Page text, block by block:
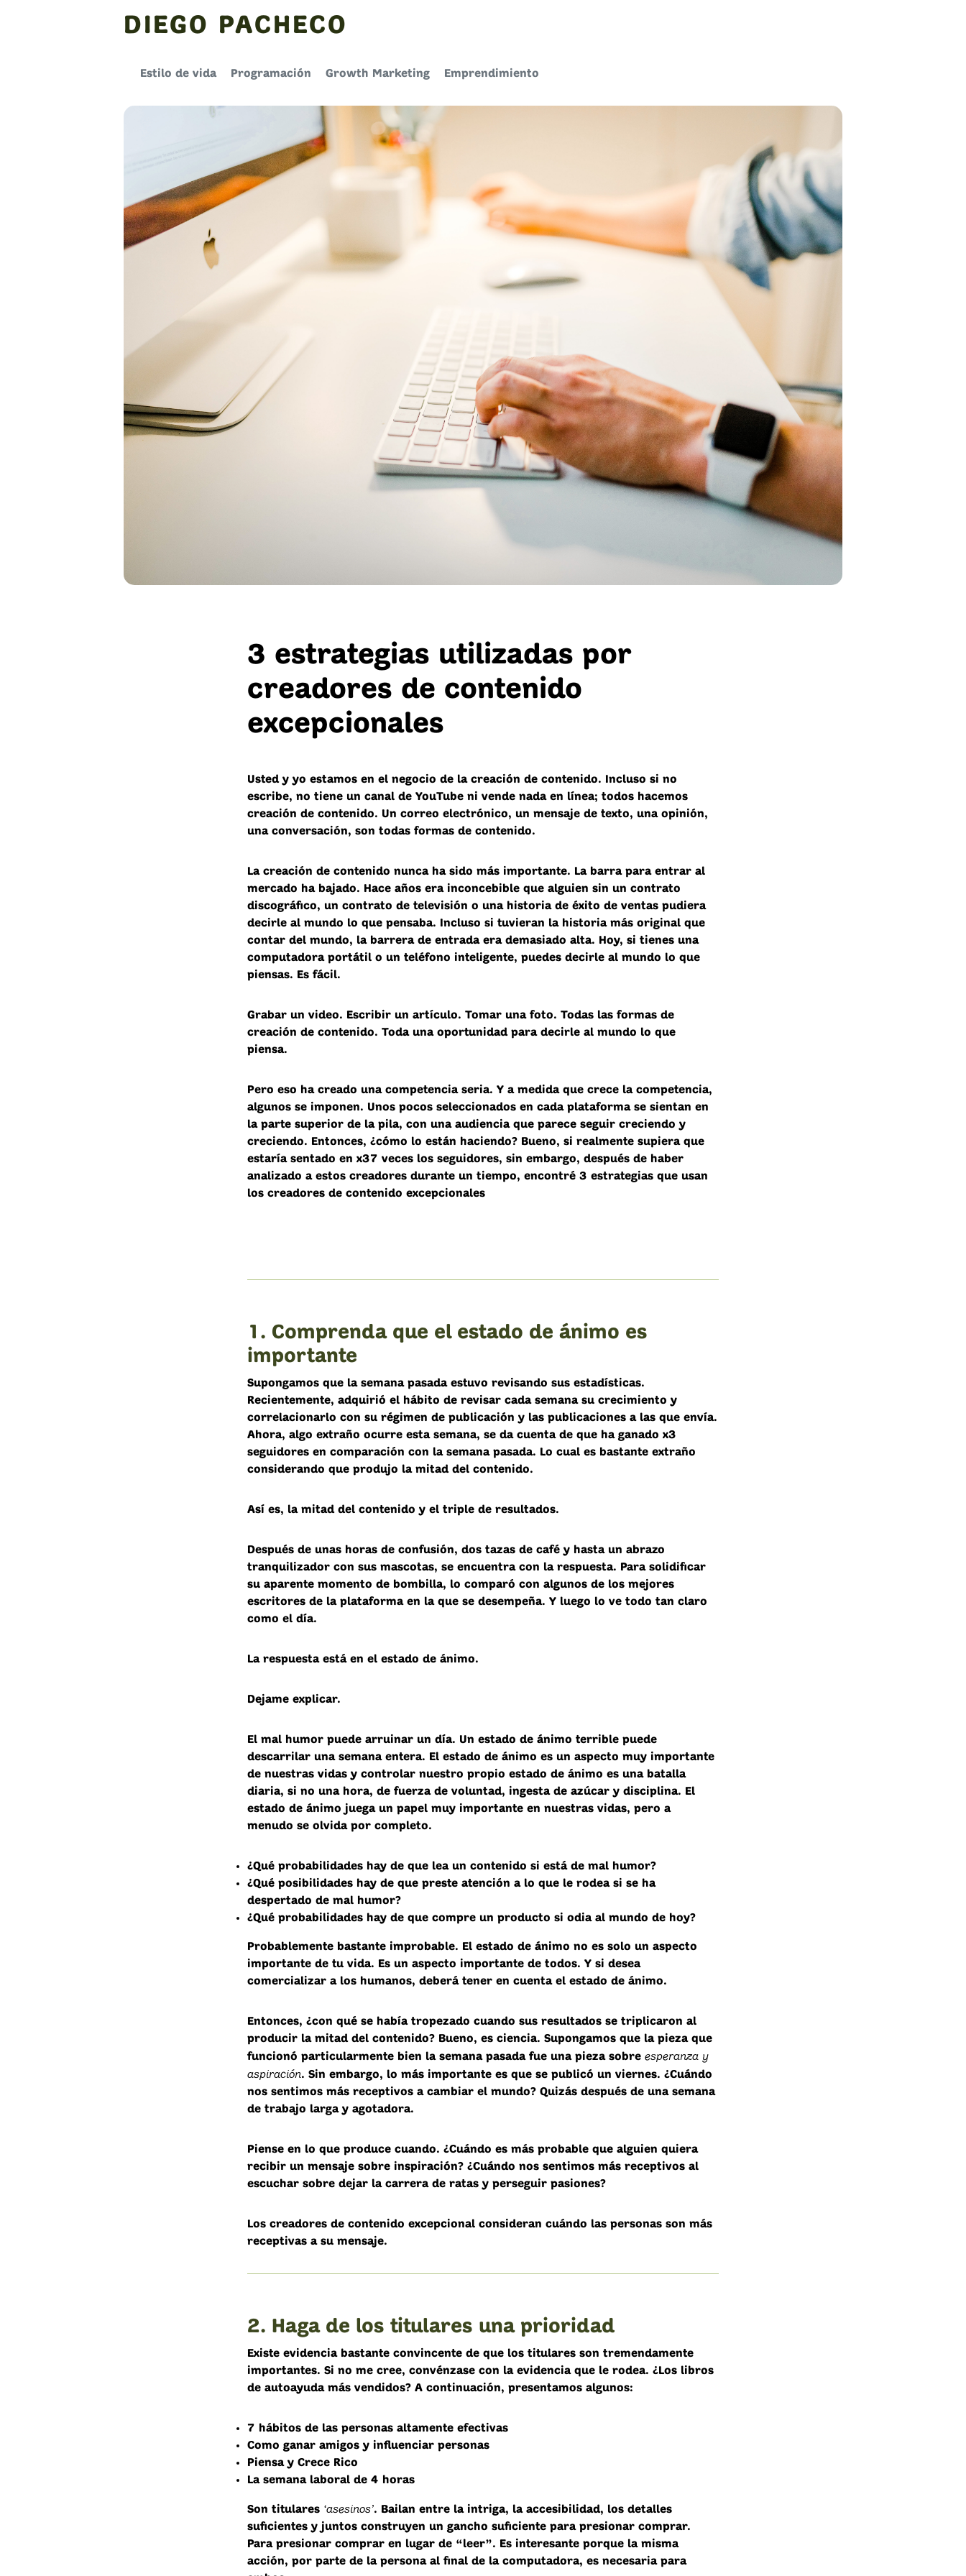
DIEGO PACHECO
Estilo de vida Programación Growth Marketing Emprendimiento
3 estrategias utilizadas por
creadores de contenido
excepcionales
Usted y yo estamos en el negocio de la creación de contenido. Incluso si no
escribe, no tiene un canal de YouTube ni vende nada en línea; todos hacemos
creación de contenido. Un correo electrónico, un mensaje de texto, una opinión,
una conversación, son todas formas de contenido.
La creación de contenido nunca ha sido más importante. La barra para entrar al
mercado ha bajado. Hace años era inconcebible que alguien sin un contrato
discográfico, un contrato de televisión o una historia de éxito de ventas pudiera
decirle al mundo lo que pensaba. Incluso si tuvieran la historia más original que
contar del mundo, la barrera de entrada era demasiado alta. Hoy, si tienes una
computadora portátil o un teléfono inteligente, puedes decirle al mundo lo que
piensas. Es fácil.
Grabar un video. Escribir un artículo. Tomar una foto. Todas las formas de
creación de contenido. Toda una oportunidad para decirle al mundo lo que
piensa.
Pero eso ha creado una competencia seria. Y a medida que crece la competencia,
algunos se imponen. Unos pocos seleccionados en cada plataforma se sientan en
la parte superior de la pila, con una audiencia que parece seguir creciendo y
creciendo. Entonces, ¿cómo lo están haciendo? Bueno, si realmente supiera que
estaría sentado en x37 veces los seguidores, sin embargo, después de haber
analizado a estos creadores durante un tiempo, encontré 3 estrategias que usan
los creadores de contenido excepcionales
1. Comprenda que el estado de ánimo es
importante
Supongamos que la semana pasada estuvo revisando sus estadísticas.
Recientemente, adquirió el hábito de revisar cada semana su crecimiento y
correlacionarlo con su régimen de publicación y las publicaciones a las que envía.
Ahora, algo extraño ocurre esta semana, se da cuenta de que ha ganado x3
seguidores en comparación con la semana pasada. Lo cual es bastante extraño
considerando que produjo la mitad del contenido.
Así es, la mitad del contenido y el triple de resultados.
Después de unas horas de confusión, dos tazas de café y hasta un abrazo
tranquilizador con sus mascotas, se encuentra con la respuesta. Para solidificar
su aparente momento de bombilla, lo comparó con algunos de los mejores
escritores de la plataforma en la que se desempeña. Y luego lo ve todo tan claro
como el día.
La respuesta está en el estado de ánimo.
Dejame explicar.
El mal humor puede arruinar un día. Un estado de ánimo terrible puede
descarrilar una semana entera. El estado de ánimo es un aspecto muy importante
de nuestras vidas y controlar nuestro propio estado de ánimo es una batalla
diaria, si no una hora, de fuerza de voluntad, ingesta de azúcar y disciplina. El
estado de ánimo juega un papel muy importante en nuestras vidas, pero a
menudo se olvida por completo.
¿Qué probabilidades hay de que lea un contenido si está de mal humor?
¿Qué posibilidades hay de que preste atención a lo que le rodea si se ha
despertado de mal humor?
¿Qué probabilidades hay de que compre un producto si odia al mundo de hoy?
Probablemente bastante improbable. El estado de ánimo no es solo un aspecto
importante de tu vida. Es un aspecto importante de todos. Y si desea
comercializar a los humanos, deberá tener en cuenta el estado de ánimo.
Entonces, ¿con qué se había tropezado cuando sus resultados se triplicaron al
producir la mitad del contenido? Bueno, es ciencia. Supongamos que la pieza que
funcionó particularmente bien la semana pasada fue una pieza sobre esperanza y
aspiración. Sin embargo, lo más importante es que se publicó un viernes. ¿Cuándo
nos sentimos más receptivos a cambiar el mundo? Quizás después de una semana
de trabajo larga y agotadora.
Piense en lo que produce cuando. ¿Cuándo es más probable que alguien quiera
recibir un mensaje sobre inspiración? ¿Cuándo nos sentimos más receptivos al
escuchar sobre dejar la carrera de ratas y perseguir pasiones?
Los creadores de contenido excepcional consideran cuándo las personas son más
receptivas a su mensaje.
2. Haga de los titulares una prioridad
Existe evidencia bastante convincente de que los titulares son tremendamente
importantes. Si no me cree, convénzase con la evidencia que le rodea. ¿Los libros
de autoayuda más vendidos? A continuación, presentamos algunos:
7 hábitos de las personas altamente efectivas
Como ganar amigos y influenciar personas
Piensa y Crece Rico
La semana laboral de 4 horas
Son titulares ‘asesinos’. Bailan entre la intriga, la accesibilidad, los detalles
suficientes y juntos construyen un gancho suficiente para presionar comprar.
Para presionar comprar en lugar de “leer”. Es interesante porque la misma
acción, por parte de la persona al final de la computadora, es necesaria para